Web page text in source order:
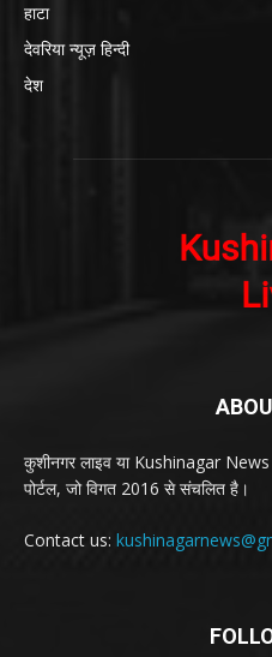
हाटा
देवरिया न्यूज़ हिन्दी
देश
कुशीनगर लाइव या Kushinagar
पोर्टल, जो विगत 2016 से संचलित है।
Contact us: